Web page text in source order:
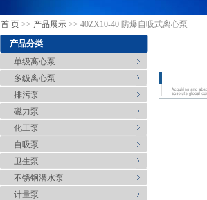
首 页 >> 产品展示 >> 40ZX10-40 防爆自吸式离心泵
产品分类
单级离心泵
多级离心泵
排污泵
磁力泵
化工泵
自吸泵
卫生泵
不锈钢潜水泵
计量泵